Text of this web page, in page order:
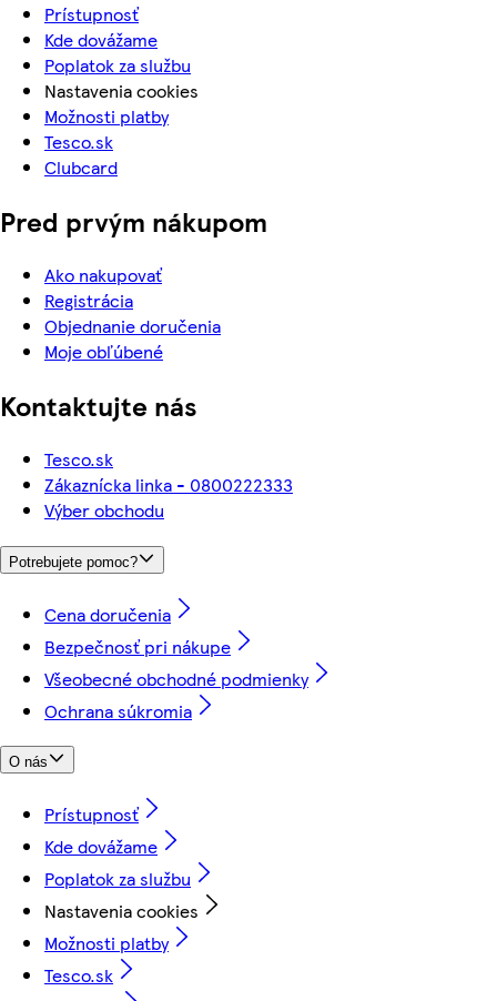
Prístupnosť
Kde dovážame
Poplatok za službu
Nastavenia cookies
Možnosti platby
Tesco.sk
Clubcard
Pred prvým nákupom
Ako nakupovať
Registrácia
Objednanie doručenia
Moje obľúbené
Kontaktujte nás
Tesco.sk
Zákaznícka linka - 0800222333
Výber obchodu
Potrebujete pomoc?
Cena doručenia
Bezpečnosť pri nákupe
Všeobecné obchodné podmienky
Ochrana súkromia
O nás
Prístupnosť
Kde dovážame
Poplatok za službu
Nastavenia cookies
Možnosti platby
Tesco.sk